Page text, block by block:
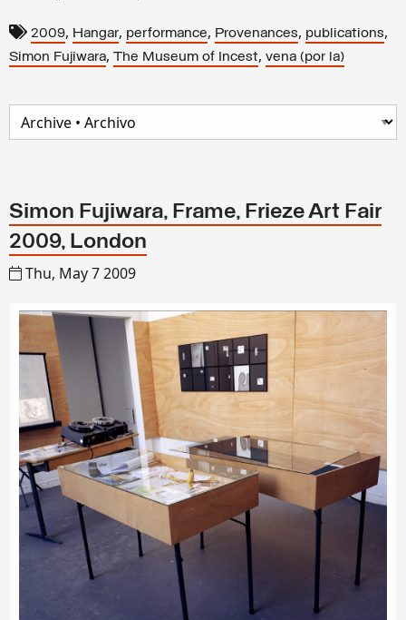
2009, Hangar, performance, Provenances, publications,
Simon Fujiwara, The Museum of Incest, vena (por la)
Simon Fujiwara, Frame, Frieze Art Fair
2009, London
Thu, May 7 2009